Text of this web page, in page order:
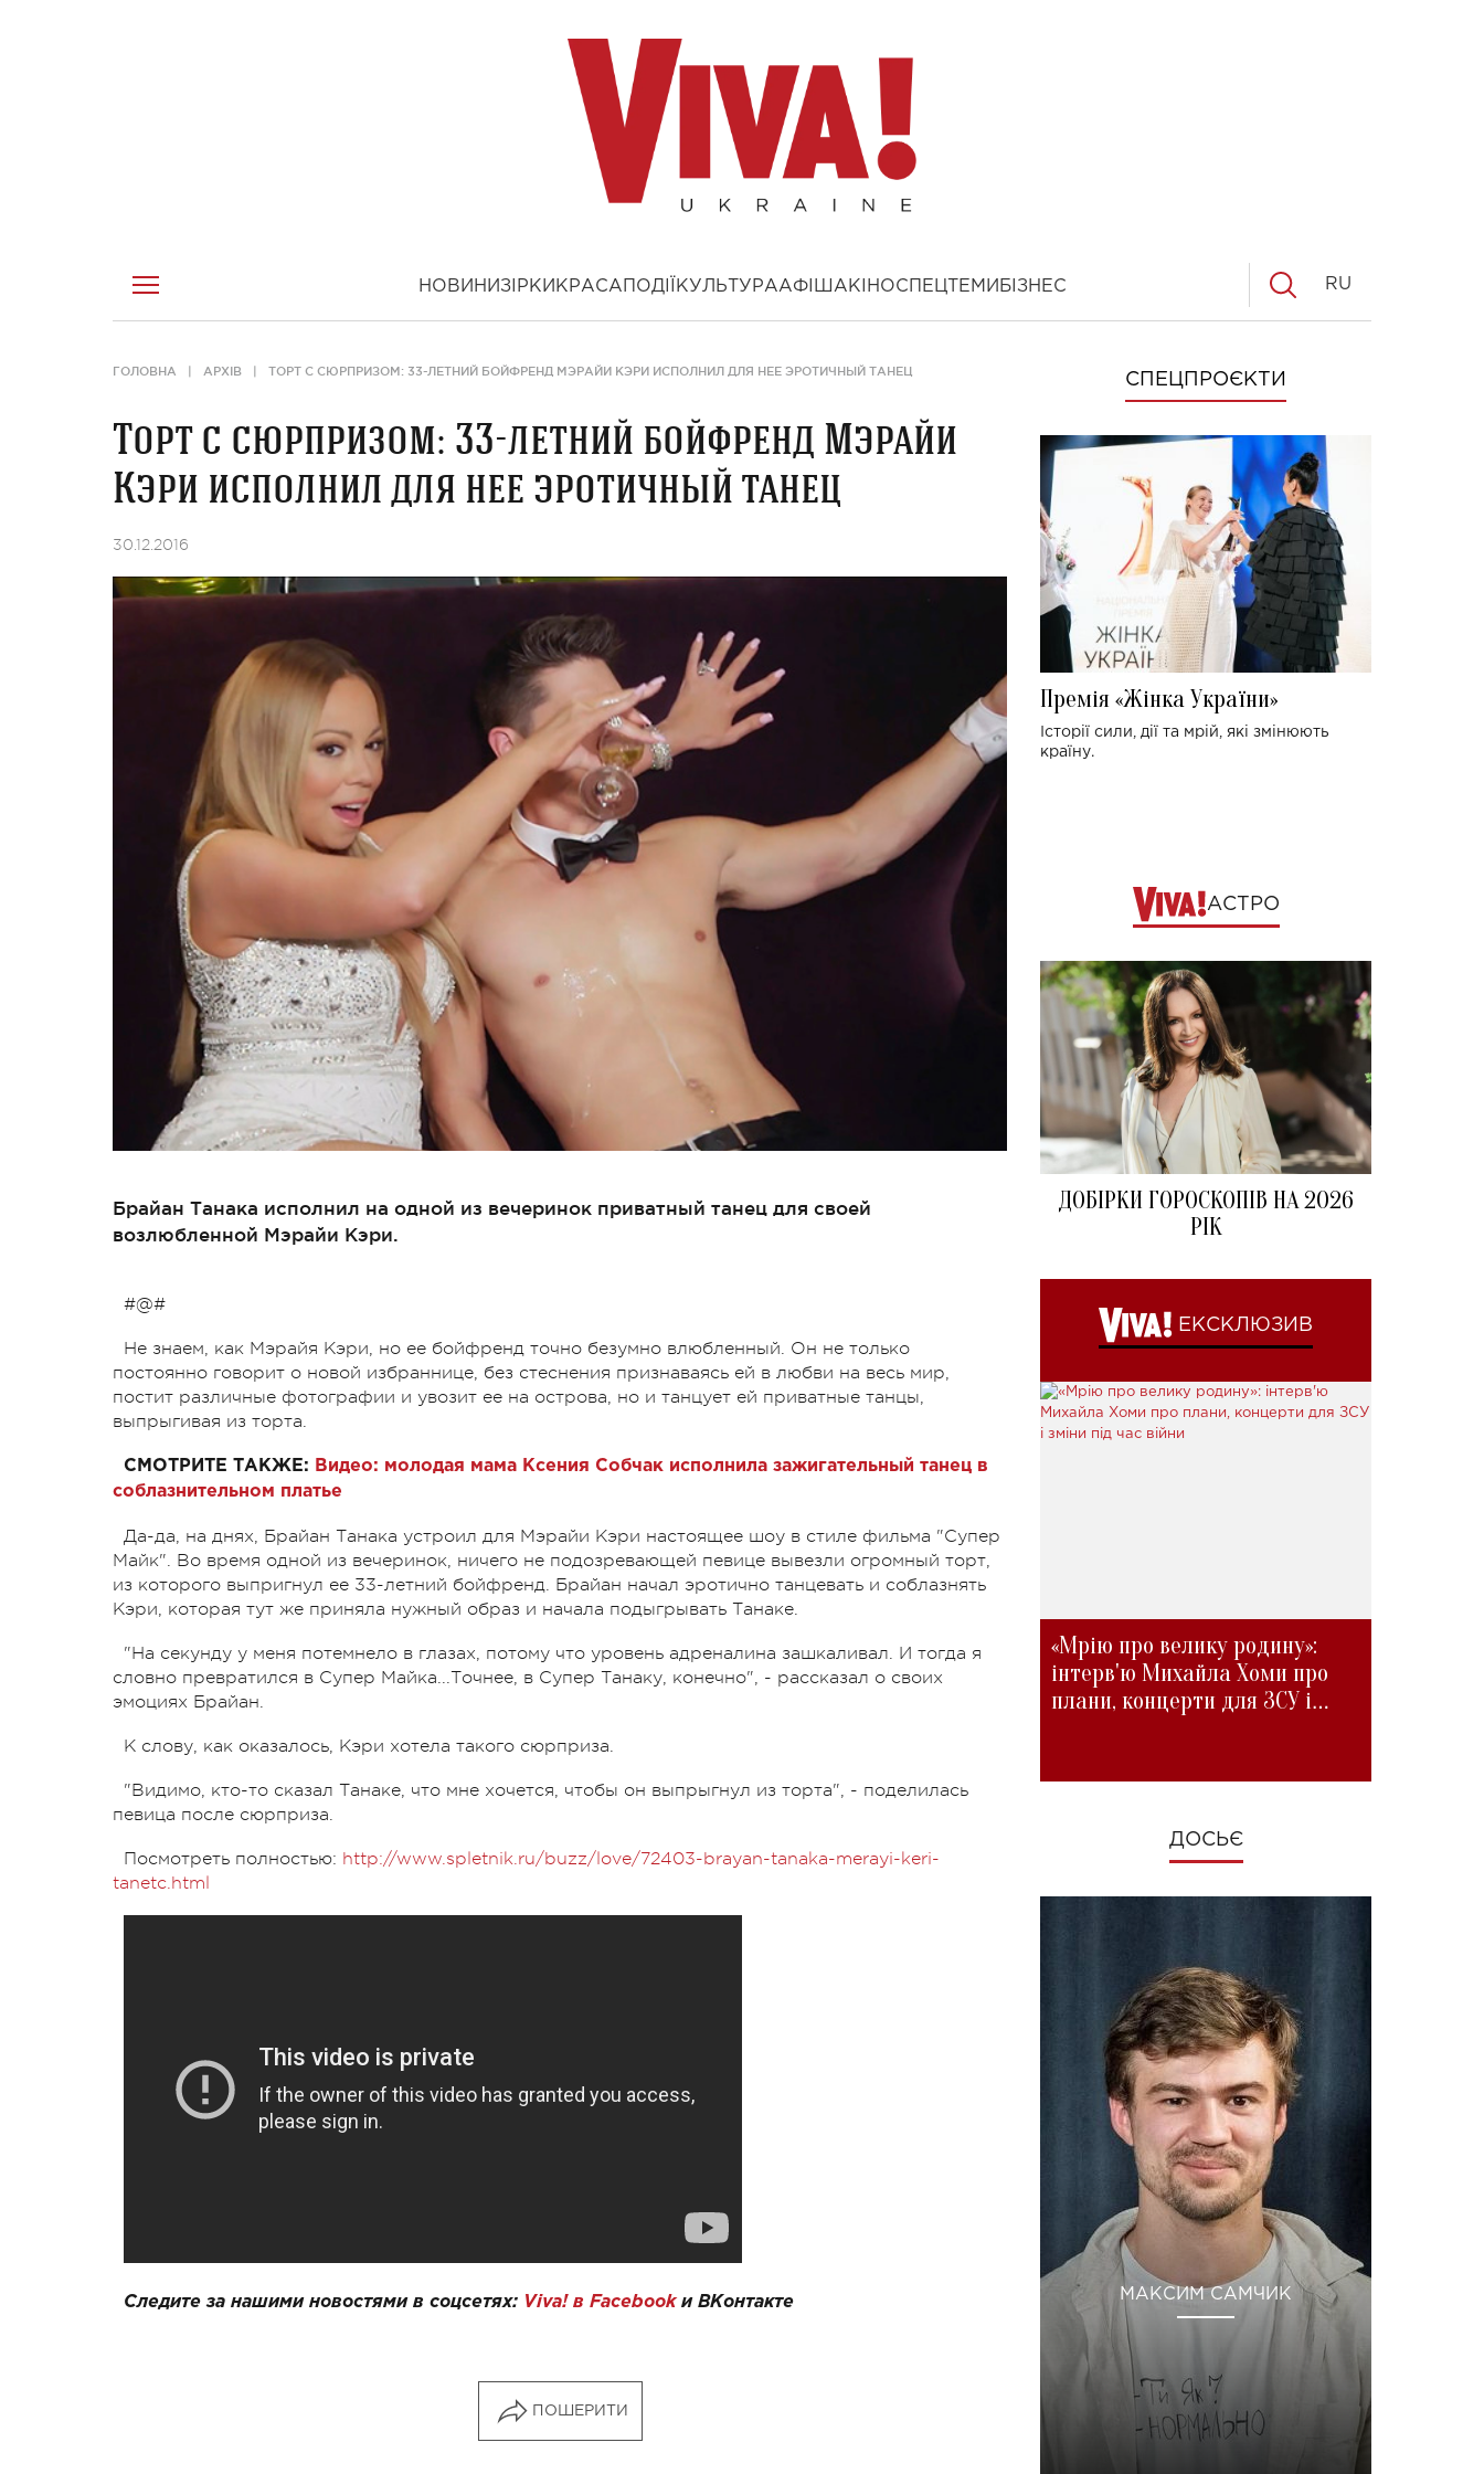
НОВИНИ ЗІРКИ КРАСА ПОДІЇ КУЛЬТУРААФІША КІНОСПЕЦТЕМИ БІЗНЕС RU
ГОЛОВНА АРХІВ ТОРТ С СЮРПРИЗОМ: 33-ЛЕТНИЙ БОЙФРЕНД МЭРАЙИ КЭРИ ИСПОЛНИЛ ДЛЯ НЕЕ ЭРОТИЧНЫЙ ТАНЕЦ
Торт с сюрпризом: 33-летний бойфренд Мэрайи
Кэри исполнил для нее эротичный танец
30.12.2016
Брайан Танака исполнил на одной из вечеринок приватный танец для своей
возлюбленной Мэрайи Кэри.
#@#
Не знаем, как Мэрайя Кэри, но ее бойфренд точно безумно влюбленный. Он не только
постоянно говорит о новой избраннице, без стеснения признаваясь ей в любви на весь мир,
постит различные фотографии и увозит ее на острова, но и танцует ей приватные танцы,
выпрыгивая из торта.
СМОТРИТЕ ТАКЖЕ: Видео: молодая мама Ксения Собчак исполнила зажигательный танец в
соблазнительном платье
Да-да, на днях, Брайан Танака устроил для Мэрайи Кэри настоящее шоу в стиле фильма "Супер
Майк". Во время одной из вечеринок, ничего не подозревающей певице вывезли огромный торт,
из которого выпригнул ее 33-летний бойфренд. Брайан начал эротично танцевать и соблазнять
Кэри, которая тут же приняла нужный образ и начала подыгрывать Танаке.
"На секунду у меня потемнело в глазах, потому что уровень адреналина зашкаливал. И тогда я
словно превратился в Супер Майка...Точнее, в Супер Танаку, конечно", - рассказал о своих
эмоциях Брайан.
К слову, как оказалось, Кэри хотела такого сюрприза.
"Видимо, кто-то сказал Танаке, что мне хочется, чтобы он выпрыгнул из торта", - поделилась
певица после сюрприза.
Посмотреть полностью: http://www.spletnik.ru/buzz/love/72403-brayan-tanaka-merayi-keri-
tanetc.html
Следите за нашими новостями в соцсетях: Viva! в Facebookи ВКонтакте
ПОШЕРИТИ
СПЕЦПРОЄКТИ
Премія «Жінка України»
Історії сили, дії та мрій, які змінюють
країну.
АСТРО
ДОБІРКИ ГОРОСКОПІВ НА 2026
РІК
ЕКСКЛЮЗИВ
«Мрію про велику родину»:
інтерв'ю Михайла Хоми про
плани, концерти для ЗСУ і
ДОСЬЄ
МАКСИМ САМЧИК